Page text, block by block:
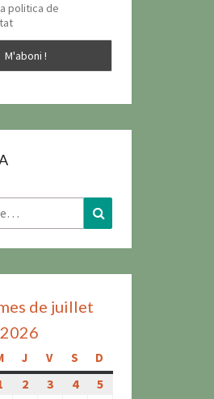
politica de
de juillet
2026
mercredi
Jjeudi
Vvendredi
S samedi
D
22
33
44
55